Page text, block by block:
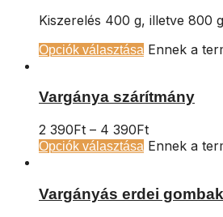
Kiszerelés 400 g, illetve 800 g
Opciók választása Ennek a
Vargánya szárítmány
2 390Ft – 4 390Ft
Opciók választása Ennek a
Vargányás erdei